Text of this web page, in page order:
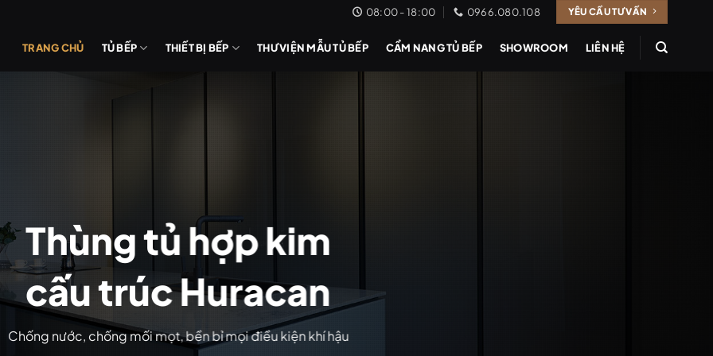
08:00 - 18:00 0966.080.108 YÊU CẦU TƯ VẤN
TRANG CHỦ TỦ BẾP THIẾT BỊ BẾP THƯ VIỆN MẪU TỦ BẾP CẨM NANG TỦ BẾP SHOWROOM LIÊN HỆ
Thùng tủ hợp kim
cấu trúc Huracan
Chống nước, chống mối mọt, bền bỉ mọi điều kiện khí hậu